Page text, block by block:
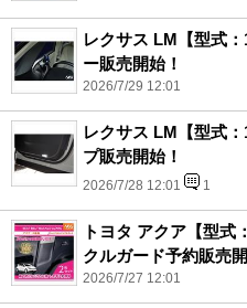
レクサス LM【型式
ー販売開始！
2026/7/29 12:01
レクサス LM【型式
プ販売開始！
2026/7/28 12:01 1
トヨタ アクア【型式
クルガード予約販売
2026/7/27 12:01